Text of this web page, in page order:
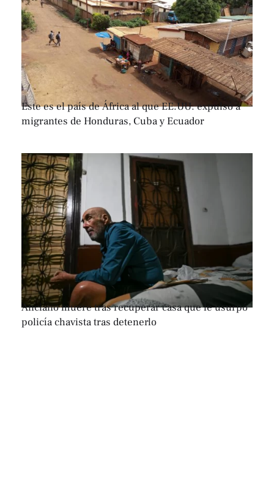
Este es el país de África al que EE.UU. expulsó a
migrantes de Honduras, Cuba y Ecuador
Anciano muere tras recuperar casa que le usurpó
policía chavista tras detenerlo